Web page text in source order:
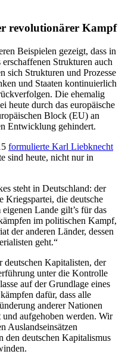
revolutionärer Kampf
Beispielen gezeigt, dass in
Strukturen auch
sich Strukturen und Prozesse
und Staaten kontinuierlich
Die ehemalig
heute durch das europäische
Block (EU) an
Entwicklung gehindert.
formulierte Karl Liebknecht
sind heute, nicht nur in
steht in Deutschland: der
Kriegspartei, die deutsche
Lande gilt’s für das
im politischen Kampf,
der anderen Länder, dessen
geht.“
Kapitalisten, der
unter die Kontrolle
auf der Grundlage eines
dafür, dass alle
anderer Nationen
aufgehoben werden. Wir
Auslandseinsätzen
den deutschen Kapitalismus